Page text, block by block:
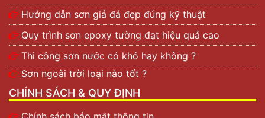
Hướng dẫn sơn giả đá đẹp đúng kỹ thuật
Quy trình sơn epoxy tường đạt hiệu quả cao
Thi công sơn nước có khó hay không ?
Sơn ngoài trời loại nào tốt ?
CHÍNH SÁCH & QUY ĐỊNH